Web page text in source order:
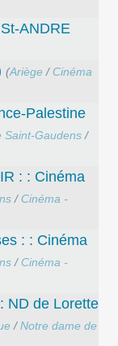
ANDRE
(Ariège / Cinéma
Palestine
Saint-Gaudens /
: : Cinéma
/ Cinéma -
: : Cinéma
/ Cinéma -
ND de Lorette
/Notre dame de